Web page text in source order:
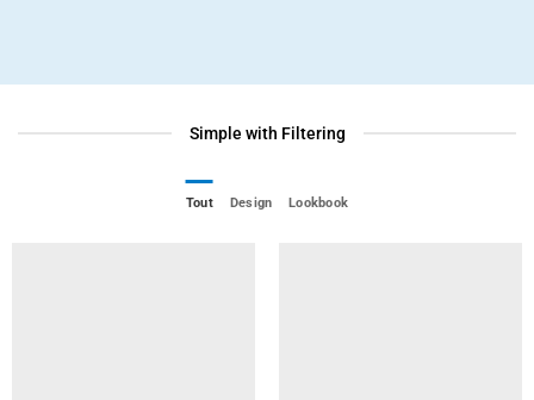
Simple with Filtering
Tout Design Lookbook